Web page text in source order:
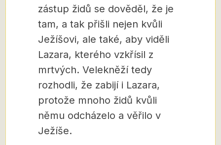
zástup židů se dověděl, že je
tam, a tak přišli nejen kvůli
Ježíšovi, ale také, aby viděli
Lazara, kterého vzkřísil z
mrtvých. Velekněží tedy
rozhodli, že zabijí i Lazara,
protože mnoho židů kvůli
němu odcházelo a věřilo v
Ježíše.